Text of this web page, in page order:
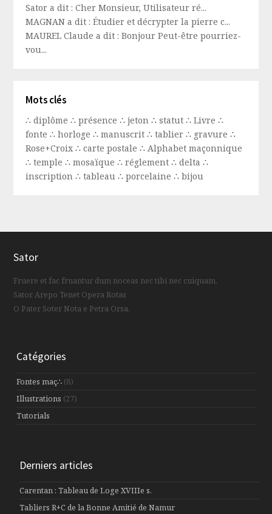
Sator a dit : Cher Monsieur, Utilisateur ré...
MAGNAN a dit : Étudier et décrypter la pierre c...
MAUREL Claude a dit : Bonjour Peut-être pourriez-
vou...
Mots clés
∴diplôme∴présence∴jeton∴statut∴Livre∴
fonte∴horloge∴manuscrit∴tablier∴ gravure∴
Rose+Croix∴carte postale∴Alphabet maçonnique
∴temple∴mosaïque∴réglement∴delta∴
inscription∴tableau∴porcelaine∴bijou
Sator
Fruere et fac fruantur dum noceas nec tibi nec cuiquam.
Sator Arepo Tenet Opera Rotas
O Pater Soter Nota e Petra Orsa.
Catégories
Fontes maç∴ (8)
Illustrations (27)
Tutorials
Derniers articles
Carentan : Tableau de Loge XVIIIe s.
Tabliers R+C de la Bonne Amitié de Namur